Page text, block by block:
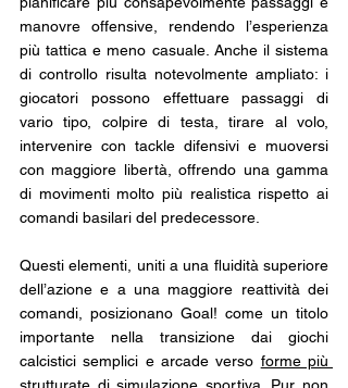
manovre offensive, rendendo l’esperienza
più tattica e meno casuale. Anche il sistema
di controllo risulta notevolmente ampliato: i
giocatori possono effettuare passaggi di
vario tipo, colpire di testa, tirare al volo,
intervenire con tackle difensivi e muoversi
con maggiore libertà, offrendo una gamma
di movimenti molto più realistica rispetto ai
comandi basilari del predecessore.
Questi elementi, uniti a una fluidità superiore
dell’azione e a una maggiore reattività dei
comandi, posizionano Goal! come un titolo
importante nella transizione dai giochi
calcistici semplici e arcade verso forme più